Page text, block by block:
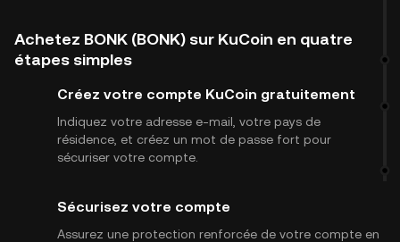
Achetez BONK (BONK) sur KuCoin en quatre
étapes simples
Créez votre compte KuCoin gratuitement
Indiquez votre adresse e-mail, votre pays de
résidence, et créez un mot de passe fort pour
sécuriser votre compte.
Sécurisez votre compte
Assurez une protection renforcée de votre compte en